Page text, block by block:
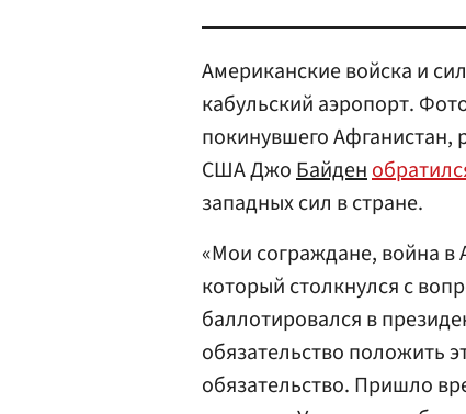
Американские войска и
кабульский аэропорт.
покинувшего
США ДжоБайден
западных сил в стране.
«Мои сограждане, война в
который столкнулся с
баллотировался в
обязательство положить
обязательство. Пришло